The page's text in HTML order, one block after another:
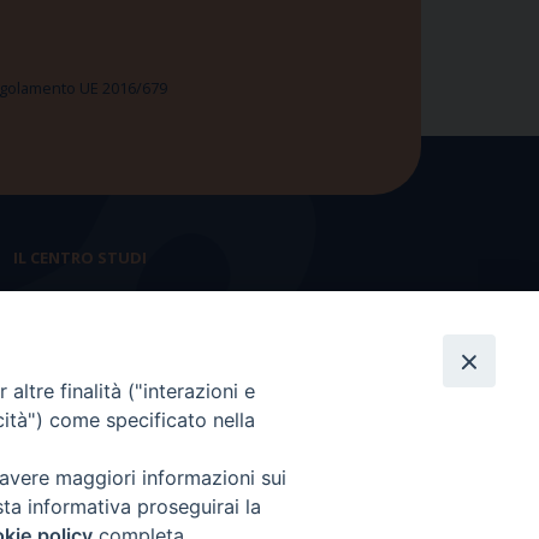
UE 2016/679
IL CENTRO STUDI
Presidenza e ufficio presidenza
Coordinamento nazionale
altre finalità ("interazioni e
come specificato nella
maggiori informazioni sui
informativa proseguirai la